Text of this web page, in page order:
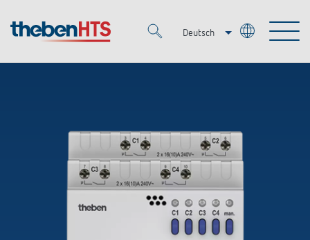
Deutsch
Italiano
KNX
OEM-Lösungen